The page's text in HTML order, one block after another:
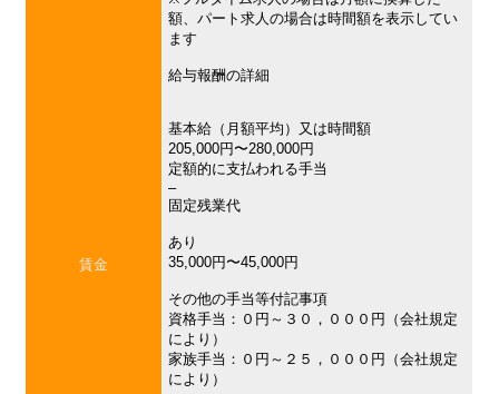
賃金
額、パート求人の場合は時間額を表示してい
ます
給与報酬の詳細
基本給（月額平均）又は時間額
205,000円〜280,000円
定額的に支払われる手当
–
固定残業代
あり
35,000円〜45,000円
その他の手当等付記事項
資格手当：０円～３０，０００円（会社規定
により）
家族手当：０円～２５，０００円（会社規定
により）